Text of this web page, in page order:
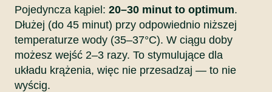
Pojedyncza kąpiel: 20–30 minut to optimum.
Dłużej (do 45 minut) przy odpowiednio niższej
temperaturze wody (35–37°C). W ciągu doby
możesz wejść 2–3 razy. To stymulujące dla
układu krążenia, więc nie przesadzaj — to nie
wyścig.